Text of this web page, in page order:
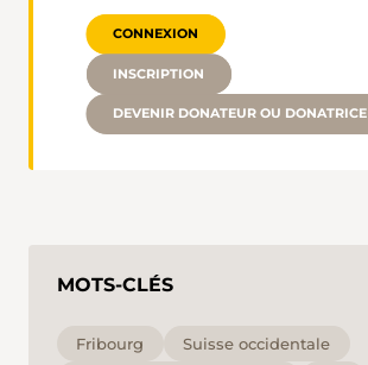
CONNEXION
INSCRIPTION
DEVENIR DONATEUR OU DONATRICE
MOTS-CLÉS
Fribourg
Suisse occidentale